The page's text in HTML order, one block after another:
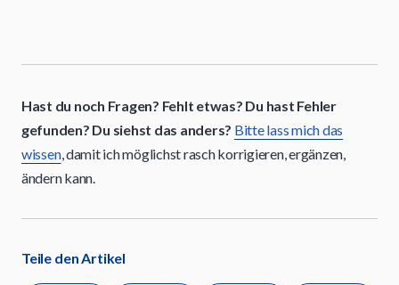
Hast du noch Fragen? Fehlt etwas? Du hast Fehler
gefunden? Du siehst das anders? Bitte lass mich das
wissen, damit ich möglichst rasch korrigieren, ergänzen,
ändern kann.
Teile den Artikel